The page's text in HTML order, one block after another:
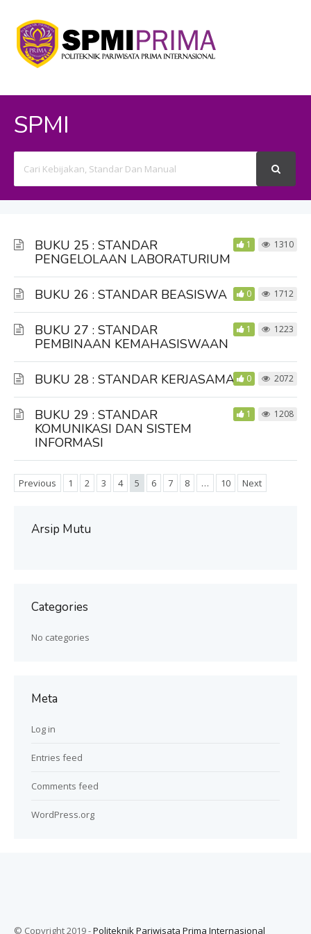
SPMI
For
BUKU 25 : STANDAR
PENGELOLAAN LABORATURIUM
1 1310
BUKU 26 : STANDAR BEASISWA 0 1712
BUKU 27 : STANDAR
PEMBINAAN KEMAHASISWAAN
1 1223
BUKU 28 : STANDAR KERJASAMA 0 2072
BUKU 29 : STANDAR
KOMUNIKASI DAN SISTEM
INFORMASI
1 1208
Previous 1 2 3 4 5 6 7 8 … 10 Next
Arsip Mutu
Categories
No categories
Meta
Log in
Entries feed
Comments feed
WordPress.org
© Copyright 2019 -Politeknik Pariwisata Prima Internasional